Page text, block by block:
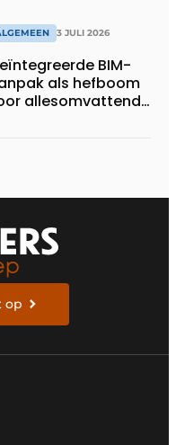
3 JULI 2026
BIM-
als hefboom
allesomvattende
op